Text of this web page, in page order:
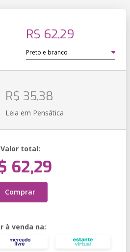
R$ 62,29
R$ 35,38
Leia em Pensática
Valor total:
62,29
Comprar
à venda na: